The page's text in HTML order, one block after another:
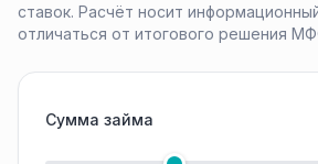
ставок. Расчёт носит
отличаться от итогового решения
Сумма займа